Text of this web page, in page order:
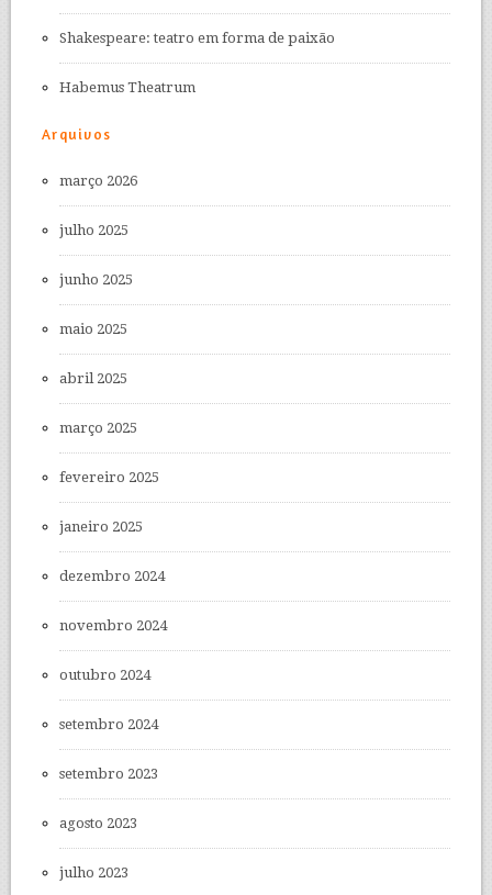
Shakespeare: teatro em forma de paixão
Habemus Theatrum
Arquivos
março 2026
julho 2025
junho 2025
maio 2025
abril 2025
março 2025
fevereiro 2025
janeiro 2025
dezembro 2024
novembro 2024
outubro 2024
setembro 2024
setembro 2023
agosto 2023
julho 2023